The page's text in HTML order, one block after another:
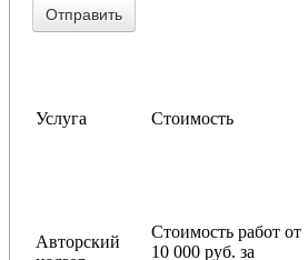
Услуга Стоимость
Авторский
Стоимость работ от
10 000 руб. за